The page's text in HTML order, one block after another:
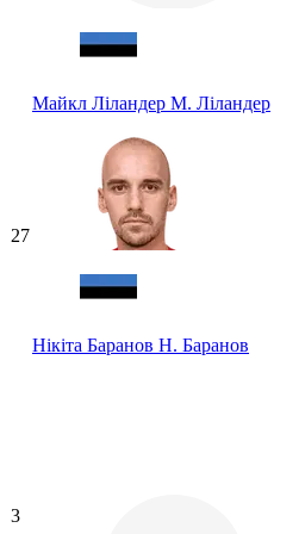
Майкл Ліландер М. Ліландер
27
Нікіта Баранов Н. Баранов
3